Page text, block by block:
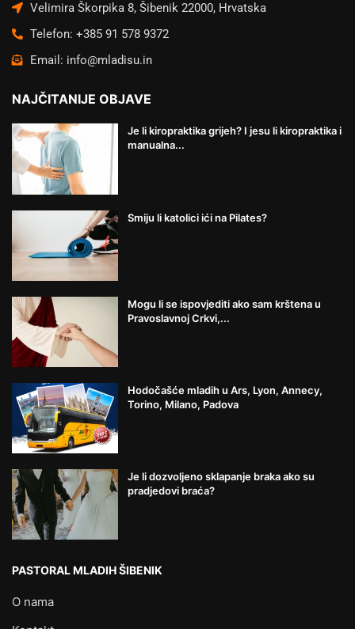
Velimira Škorpika 8, Šibenik 22000, Hrvatska
Telefon: +385 91 578 9372
Email: info@mladisu.in
NAJČITANIJE OBJAVE
Je li kiropraktika grijeh? I jesu li kiropraktika i
manualna...
Smiju li katolici ići na Pilates?
Mogu li se ispovjediti ako sam krštena u
Pravoslavnoj Crkvi,...
Hodočašće mladih u Ars, Lyon, Annecy,
Torino, Milano, Padova
Je li dozvoljeno sklapanje braka ako su
pradjedovi braća?
PASTORAL MLADIH ŠIBENIK
O nama